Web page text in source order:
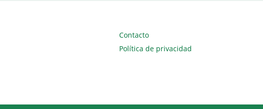
Contacto
Política de privacidad